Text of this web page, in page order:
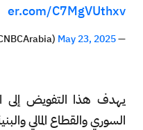
er.com/C7MgVUthxv
— CNBC Arabia (@CNBCArabia)
May 23, 2025
يهدف هذا التفويض إلى
السوري والقطاع المالي